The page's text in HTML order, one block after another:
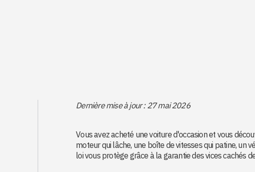
Dernière mise à jour : 27 mai 2026
Vous avez acheté une voiture d'occasion et vous
moteur qui lâche, une boîte de vitesses qui patine, un
loi vous protège grâce à la garantie des vices cachés